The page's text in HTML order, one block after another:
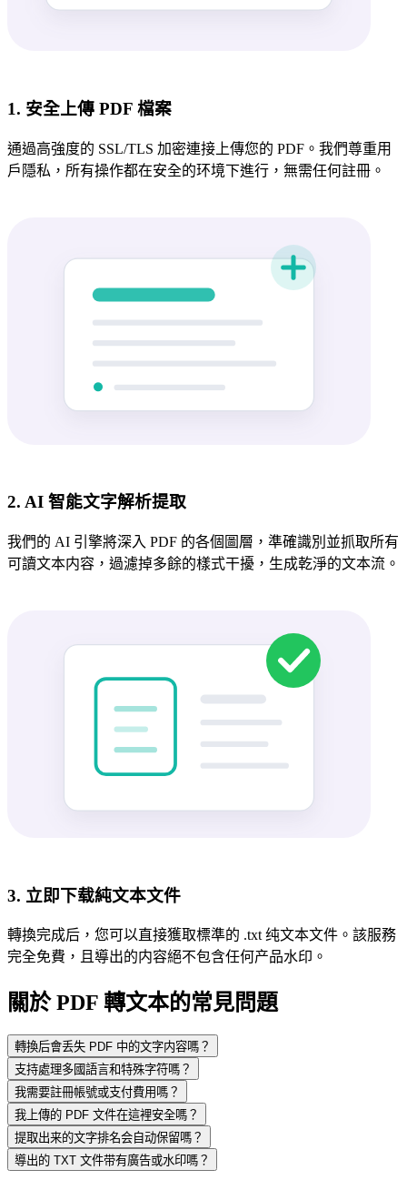
1. 安全上傳 PDF 檔案
通過高強度的 SSL/TLS 加密連接上傳您的 PDF。我們尊重用
戶隱私，所有操作都在安全的环境下進行，無需任何註冊。
2. AI 智能文字解析提取
我們的 AI 引擎將深入 PDF 的各個圖層，準確識別並抓取所有
可讀文本内容，過濾掉多餘的樣式干擾，生成乾淨的文本流。
3. 立即下载純文本文件
轉換完成后，您可以直接獲取標準的 .txt 纯文本文件。該服務
完全免費，且導出的内容絕不包含任何产品水印。
關於 PDF 轉文本的常見問題
轉換后會丢失 PDF 中的文字内容嗎？
支持處理多國語言和特殊字符嗎？
我需要註冊帳號或支付費用嗎？
我上傳的 PDF 文件在這裡安全嗎？
提取出来的文字排名会自动保留嗎？
導出的 TXT 文件带有廣告或水印嗎？